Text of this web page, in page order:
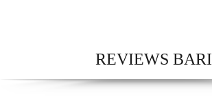
REVIEWS BARI